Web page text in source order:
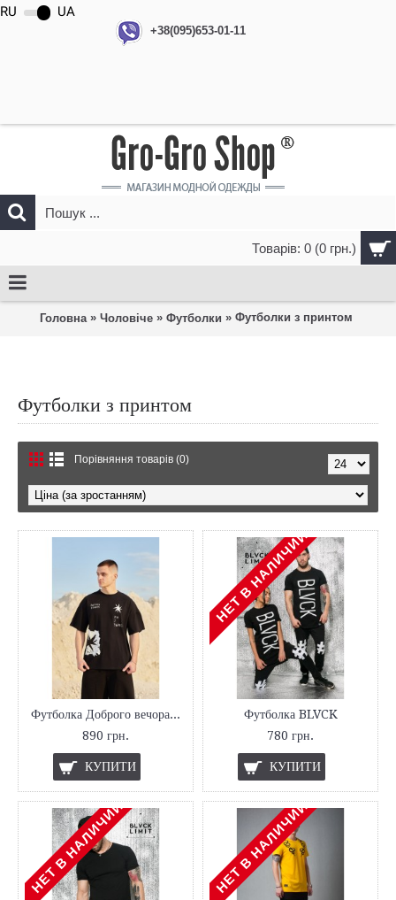
+38(095)653-01-11
RU UA
Товарів: 0 (0 грн.)
Головна » Чоловіче » Футболки » Футболки з принтом
Футболки з принтом
Порівняння товарів (0)
Футболка Доброго вечора ми з України
890 грн.
КУПИТИ
НЕТ В НАЛИЧИИ
Футболка BLVCK
780 грн.
КУПИТИ
НЕТ В НАЛИЧИИ НЕТ В НАЛИЧИИ